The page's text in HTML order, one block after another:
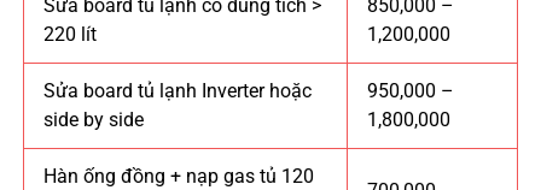
Sửa board tủ lạnh có dung tích >
220 lít
850,000 –
1,200,000
Sửa board tủ lạnh Inverter hoặc
side by side
950,000 –
1,800,000
Hàn ống đồng + nạp gas tủ 120